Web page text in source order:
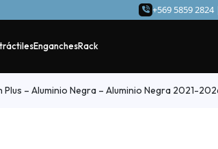
+569 5859 2824 |
EnganchesRack
– Aluminio Negra – Aluminio Negra 2021-